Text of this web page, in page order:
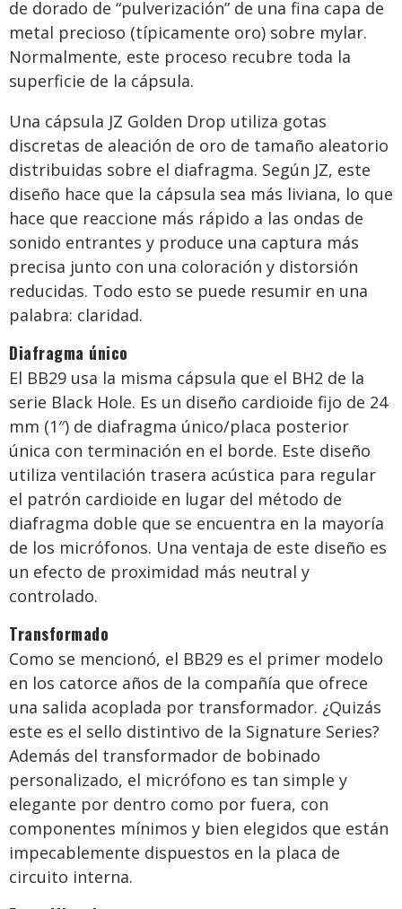
de dorado de “pulverización” de una fina capa de
metal precioso (típicamente oro) sobre mylar.
Normalmente, este proceso recubre toda la
superficie de la cápsula.
Una cápsula JZ Golden Drop utiliza gotas
discretas de aleación de oro de tamaño aleatorio
distribuidas sobre el diafragma. Según JZ, este
diseño hace que la cápsula sea más liviana, lo que
hace que reaccione más rápido a las ondas de
sonido entrantes y produce una captura más
precisa junto con una coloración y distorsión
reducidas. Todo esto se puede resumir en una
palabra: claridad.
Diafragma único
El BB29 usa la misma cápsula que el BH2 de la
serie Black Hole. Es un diseño cardioide fijo de 24
mm (1″) de diafragma único/placa posterior
única con terminación en el borde. Este diseño
utiliza ventilación trasera acústica para regular
el patrón cardioide en lugar del método de
diafragma doble que se encuentra en la mayoría
de los micrófonos. Una ventaja de este diseño es
un efecto de proximidad más neutral y
controlado.
Transformado
Como se mencionó, el BB29 es el primer modelo
en los catorce años de la compañía que ofrece
una salida acoplada por transformador. ¿Quizás
este es el sello distintivo de la Signature Series?
Además del transformador de bobinado
personalizado, el micrófono es tan simple y
elegante por dentro como por fuera, con
componentes mínimos y bien elegidos que están
impecablemente dispuestos en la placa de
circuito interna.